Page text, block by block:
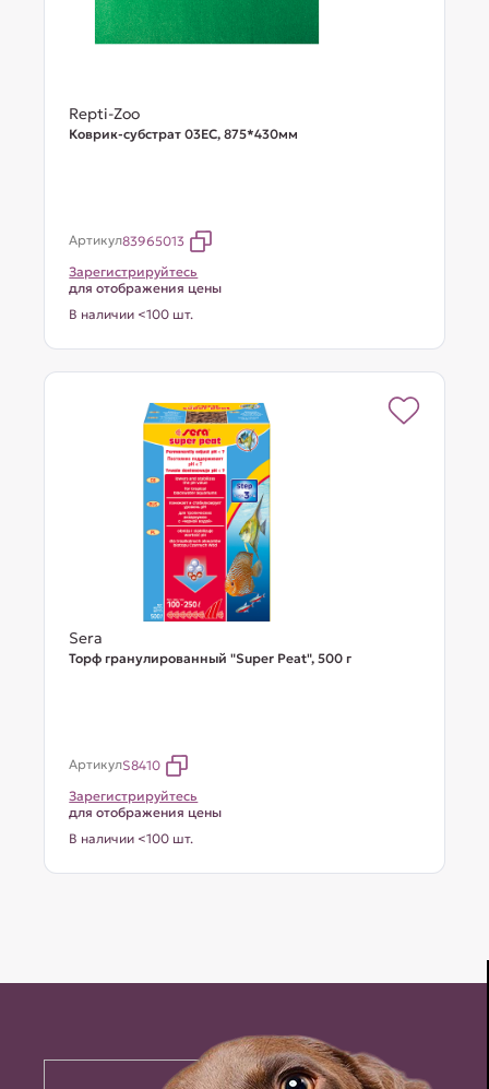
Repti-Zoo
Коврик-субстрат 03EC, 875*430мм
Артикул83965013
Зарегистрируйтесь
для отображения цены
В наличии <100 шт.
Sera
Торф гранулированный "Super Peat", 500 г
АртикулS8410
Зарегистрируйтесь
для отображения цены
В наличии <100 шт.